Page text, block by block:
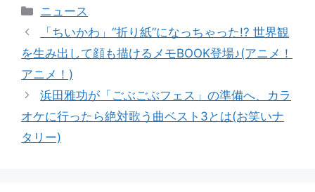
カ
テ
リ
ー
ニュース
「ちいかわ」“折り紙”になっちゃった!? 世界観
を生み出して顔も描けるメモBOOK登場♪(アニメ！
アニメ！)
浜田雅功が「ごぶごぶフェス」の準備へ、カラ
オケに行ったら絶対歌う曲ベスト3とは(お笑いナ
タリー)